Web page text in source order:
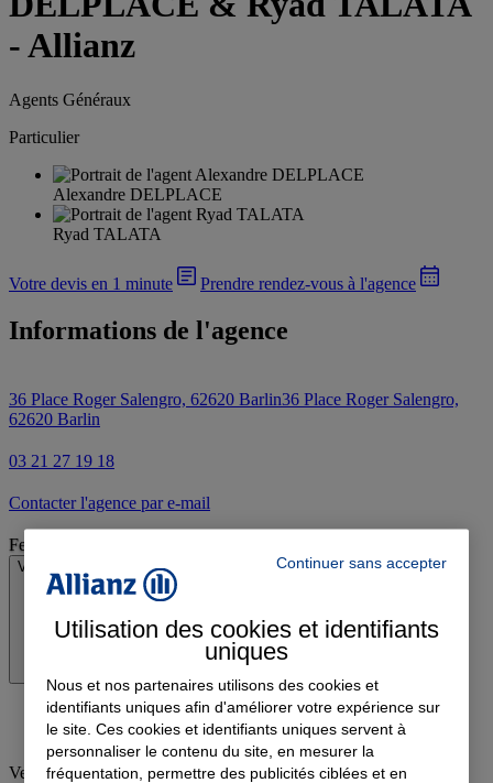
- Allianz
Agents Généraux
Particulier
Alexandre DELPLACE
Ryad TALATA
Votre devis en 1 minute Prendre rendez-vous à l'agence
Informations de l'agence
36 Place Roger Salengro, 62620 Barlin36 Place Roger Salengro,
62620 Barlin
03 21 27 19 18
Contacter l'agence par e-mail
Fermé
Voir les horaires
Vendredi: 09:00-12:00, 13:30-18:00
Continuer sans accepter
Utilisation des cookies et identifiants
uniques
Nous et nos partenaires utilisons des cookies et
identifiants uniques afin d'améliorer votre expérience sur
le site. Ces cookies et identifiants uniques servent à
personnaliser le contenu du site, en mesurer la
fréquentation, permettre des publicités ciblées et en